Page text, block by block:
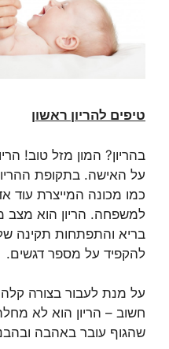
טיפים להריון ראשון
בהריון? המון מזל טוב!
על האישה. בתקופת
כמו מכונה המייצרת עוד
למשפחה. הריון הוא מצב
בריא והתפתחות תקינה
להקפיד על מספר דגשים.
על מנת לעבור בצורה קלה
חשוב – הריון הוא לא
שהגוף עובר באהבה